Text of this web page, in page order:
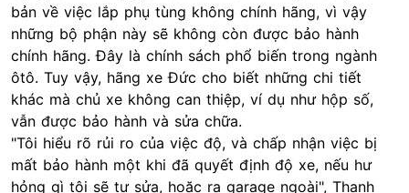
bản về việc lắp phụ tùng không chính hãng, vì vậy
những bộ phận này sẽ không còn được bảo hành
chính hãng. Đây là chính sách phổ biến trong ngành
ôtô. Tuy vậy, hãng xe Đức cho biết những chi tiết
khác mà chủ xe không can thiệp, ví dụ như hộp số,
vẫn được bảo hành và sửa chữa.
"Tôi hiểu rõ rủi ro của việc độ, và chấp nhận việc bị
mất bảo hành một khi đã quyết định độ xe, nếu hư
hỏng gì tôi sẽ tự sửa, hoặc ra garage ngoài", Thanh